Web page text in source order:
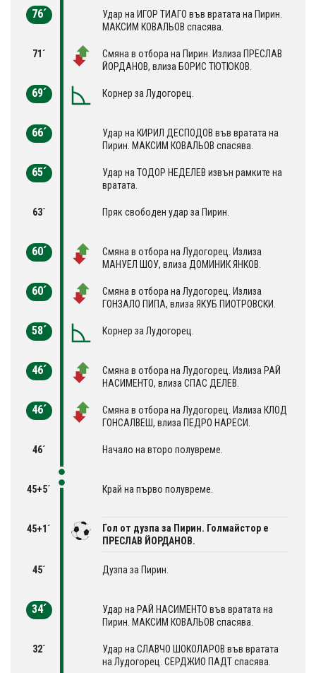
76´
Удар на ИГОР ТИАГО във вратата на Пирин.
МАКСИМ КОВАЛЬОВ спасява.
71´
Смяна в отбора на Пирин. Излиза ПРЕСЛАВ
ЙОРДАНОВ, влиза БОРИС ТЮТЮКОВ.
69´ Корнер за Лудогорец.
66´
Удар на КИРИЛ ДЕСПОДОВ във вратата на
Пирин. МАКСИМ КОВАЛЬОВ спасява.
65´
Удар на ТОДОР НЕДЕЛЕВ извън рамките на
вратата.
63´ Пряк свободен удар за Пирин.
60´
Смяна в отбора на Лудогорец. Излиза
МАНУЕЛ ШОУ, влиза ДОМИНИК ЯНКОВ.
60´
Смяна в отбора на Лудогорец. Излиза
ГОНЗАЛО ПИПА, влиза ЯКУБ ПИОТРОВСКИ.
58´ Корнер за Лудогорец.
46´
Смяна в отбора на Лудогорец. Излиза РАЙ
НАСИМЕНТО, влиза СПАС ДЕЛЕВ.
46´
Смяна в отбора на Лудогорец. Излиза КЛОД
ГОНСАЛВЕШ, влиза ПЕДРО НАРЕСИ.
46´ Начало на второ полувреме.
45+5´ Край на първо полувреме.
45+1´
Гол от дузпа за Пирин. Голмайстор е
ПРЕСЛАВ ЙОРДАНОВ.
45´ Дузпа за Пирин.
34´
Удар на РАЙ НАСИМЕНТО във вратата на
Пирин. МАКСИМ КОВАЛЬОВ спасява.
32´
Удар на СЛАВЧО ШОКОЛАРОВ във вратата
на Лудогорец. СЕРДЖИО ПАДТ спасява.